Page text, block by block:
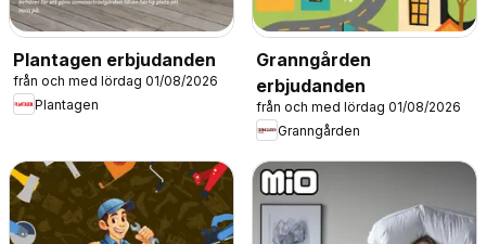
Plantagen erbjudanden
från och med lördag 01/08/2026
Plantagen
Granngården
erbjudanden
från och med lördag 01/08/2026
Granngården